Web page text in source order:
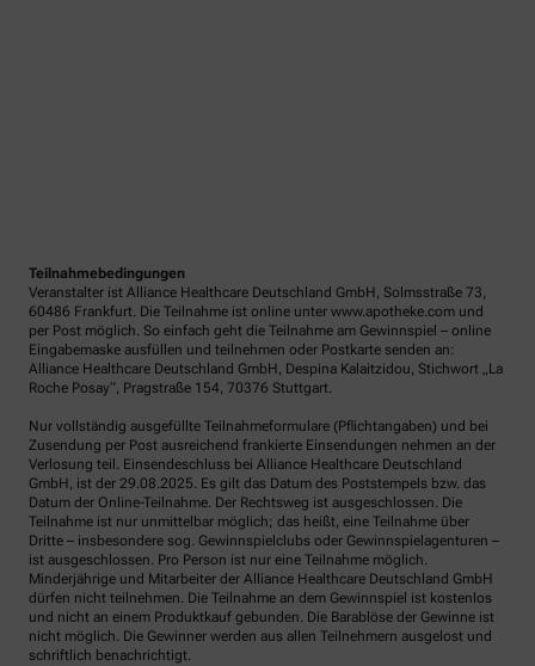
Teilnahmebedingungen
Veranstalter ist Alliance Healthcare Deutschland GmbH, Solmsstraße 73,
60486 Frankfurt. Die Teilnahme ist online unter www.apotheke.com und
per Post möglich. So einfach geht die Teilnahme am Gewinnspiel – online
Eingabemaske ausfüllen und teilnehmen oder Postkarte senden an:
Alliance Healthcare Deutschland GmbH, Despina Kalaitzidou, Stichwort „La
Roche Posay“, Pragstraße 154, 70376 Stuttgart.
Nur vollständig ausgefüllte Teilnahmeformulare (Pflichtangaben) und bei
Zusendung per Post ausreichend frankierte Einsendungen nehmen an der
Verlosung teil. Einsendeschluss bei Alliance Healthcare Deutschland
GmbH, ist der 29.08.2025. Es gilt das Datum des Poststempels bzw. das
Datum der Online-Teilnahme. Der Rechtsweg ist ausgeschlossen. Die
Teilnahme ist nur unmittelbar möglich; das heißt, eine Teilnahme über
Dritte – insbesondere sog. Gewinnspielclubs oder Gewinnspielagenturen –
ist ausgeschlossen. Pro Person ist nur eine Teilnahme möglich.
Minderjährige und Mitarbeiter der Alliance Healthcare Deutschland GmbH
dürfen nicht teilnehmen. Die Teilnahme an dem Gewinnspiel ist kostenlos
und nicht an einem Produktkauf gebunden. Die Barablöse der Gewinne ist
nicht möglich. Die Gewinner werden aus allen Teilnehmern ausgelost und
schriftlich benachrichtigt.